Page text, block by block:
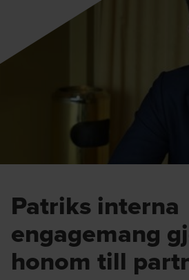
Patriks interna
engagemang
honom till